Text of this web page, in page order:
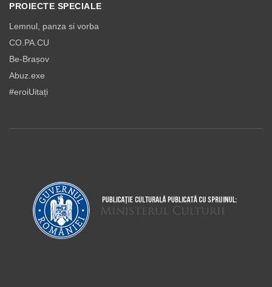
PROIECTE SPECIALE
Lemnul, panza si vorba
CO.PA.CU
Be-Brașov
Abuz.exe
#eroiUitați